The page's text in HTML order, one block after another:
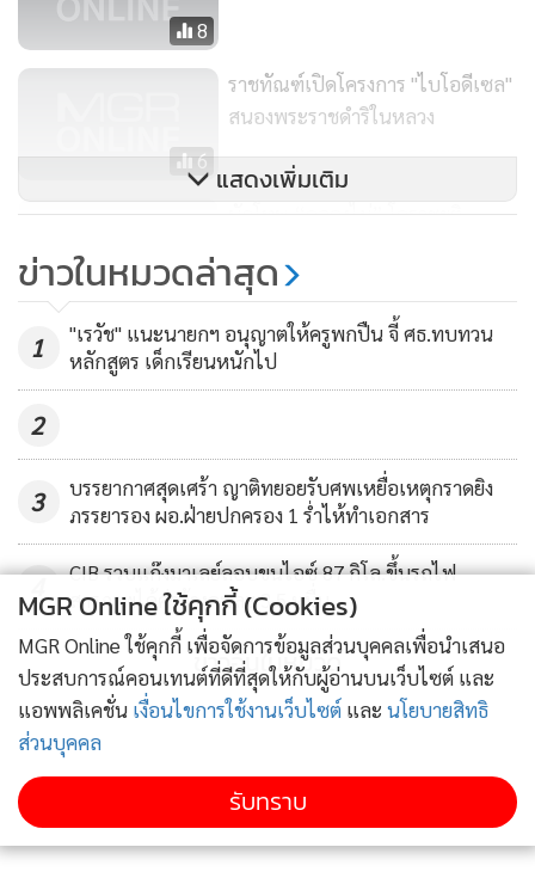
เติมไบโอดีเซลใส่รถยนต์ เพื่อใช้งานในกรมราชทัณฑ์
8
6
ราชทัณฑ์เปิดโครงการ "ไบโอดีเซล"
สนองพระราชดำริในหลวง
262
นักโทษ “คลองไผ่” โคราชยุติ
เสนอ 12 แกนนำ
แสดงเพิ่มเติม
ข่าวในหมวดล่าสุด
1
"เรวัช" แนะนายกฯ อนุญาตให้ครูพกปืน จี้ ศธ.ทบทวน
หลักสูตร เด็กเรียนหนักไป
2
3
บรรยากาศสุดเศร้า ญาติทยอยรับศพเหยื่อเหตุกราดยิง
ภรรยารอง ผอ.ฝ่ายปกครอง 1 ร่ำไห้ทำเอกสาร
CIB รวบแก๊งมาเลย์ลอบขนไอซ์ 87 กิโล.ขึ้นรถไฟ
สารภาพได้ค่าจ้างคนละ 3.5 หมื่น
ข่าวอื่นในหมวด
MGR Online ใช้คุกกี้ (Cookies)
MGR Online ใช้คุกกี้ เพื่อจัดการข้อมูลส่วนบุคคลเพื่อนำเสนอ
ประสบการณ์คอนเทนต์ที่ดีที่สุดให้กับผู้อ่านบนเว็บไซต์ และ
แอพพลิเคชั่น เงื่อนไขการใช้งานเว็บไซต์ และ นโยบายสิทธิ
ส่วนบุคคล
รับทราบ